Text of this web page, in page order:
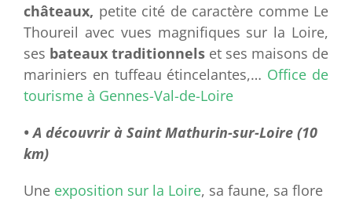
châteaux, petite cité de caractère comme Le
Thoureil avec vues magnifiques sur la Loire,
ses bateaux traditionnels et ses maisons de
mariniers en tuffeau étincelantes,… Office de
tourisme à Gennes-Val-de-Loire
• A découvrir à Saint Mathurin-sur-Loire (10
km)
Une exposition sur la Loire, sa faune, sa flore